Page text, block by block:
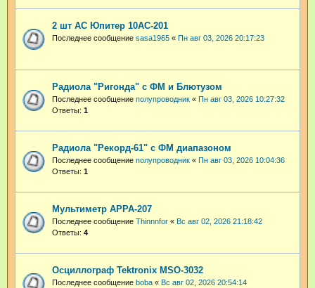
2 шт АС Юпитер 10АС-201
Последнее сообщение sasa1965 « Пн авг 03, 2026 20:17:23
Радиола "Ригонда" с ФМ и Блютузом
Последнее сообщение полупроводник « Пн авг 03, 2026 10:27:32
Ответы: 1
Радиола "Рекорд-61" с ФМ диапазоном
Последнее сообщение полупроводник « Пн авг 03, 2026 10:04:36
Ответы: 1
Мультиметр APPA-207
Последнее сообщение Thinnnfor « Вс авг 02, 2026 21:18:42
Ответы: 4
Осциллограф Tektronix MSO-3032
Последнее сообщение boba « Вс авг 02, 2026 20:54:14